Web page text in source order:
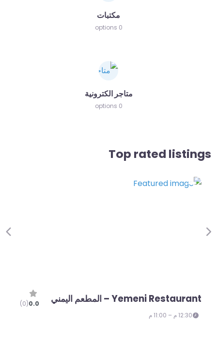
مكتبات
0 options
متاجر الكترونية
0 options
Top rated listings
Yemeni Restaurant – المطعم اليمني
12:30 م – 11:00 م
Next